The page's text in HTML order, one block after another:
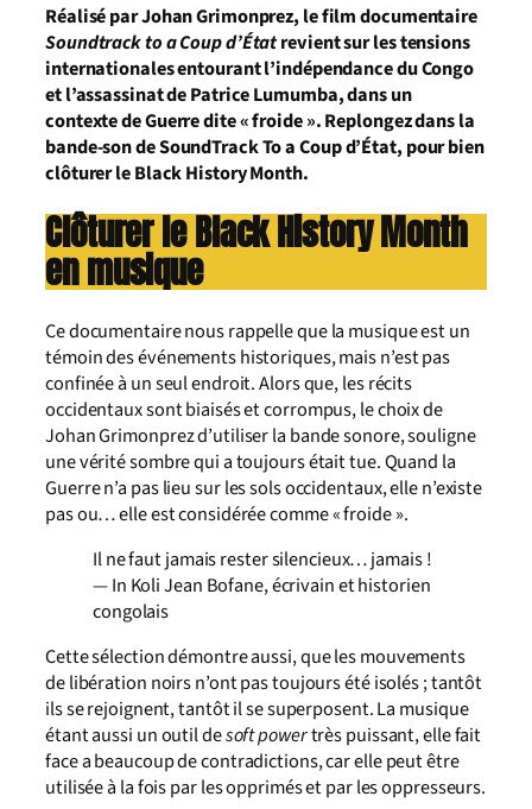
Réalisé par Johan Grimonprez, le film documentaire
Soundtrack to a Coup d’Étatrevient sur les tensions
internationales entourant l’indépendance du Congo
et l’assassinat de Patrice Lumumba, dans un
contexte de Guerre dite « froide ». Replongez dans la
bande-son de SoundTrack To a Coup d’État, pour bien
clôturer le Black History Month.
Clôturer le Black History Month
en musique
Ce documentaire nous rappelle que la musique est un
témoin des événements historiques, mais n’est pas
confinée à un seul endroit. Alors que, les récits
occidentaux sont biaisés et corrompus, le choix de
Johan Grimonprez d’utiliser la bande sonore, souligne
une vérité sombre qui a toujours était tue. Quand la
Guerre n’a pas lieu sur les sols occidentaux, elle n’existe
pas ou… elle est considérée comme « froide ».
Il ne faut jamais rester silencieux… jamais !
— In Koli Jean Bofane, écrivain et historien
congolais
Cette sélection démontre aussi, que les mouvements
de libération noirs n’ont pas toujours été isolés ; tantôt
ils se rejoignent, tantôt il se superposent. La musique
étant aussi un outil desoft powertrès puissant, elle fait
face a beaucoup de contradictions, car elle peut être
utilisée à la fois par les opprimés et par les oppresseurs.